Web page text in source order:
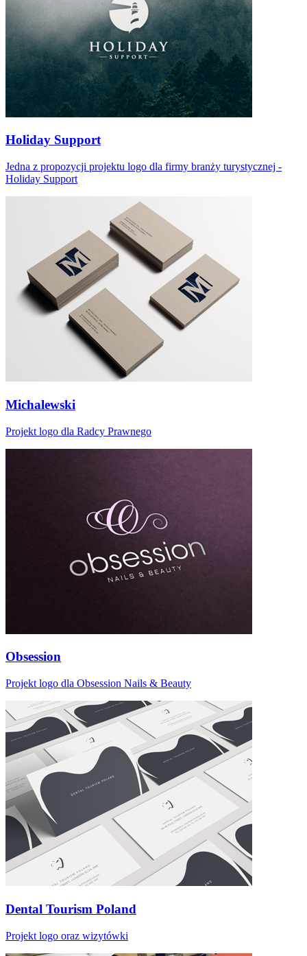
Holiday Support
Jedna z propozycji projektu logo dla firmy branży turystycznej -
Holiday Support
Michalewski
Projekt logo dla Radcy Prawnego
Obsession
Projekt logo dla Obsession Nails & Beauty
Dental Tourism Poland
Projekt logo oraz wizytówki